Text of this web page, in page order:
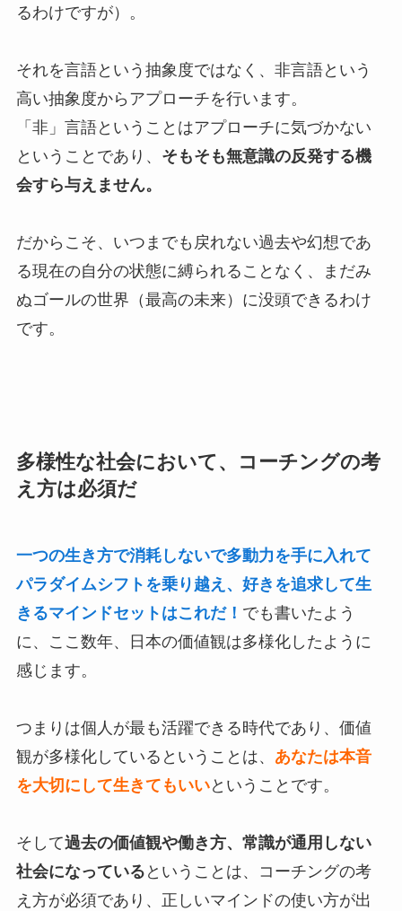
るわけですが）。
それを言語という抽象度ではなく、非言語という
高い抽象度からアプローチを行います。
「非」言語ということはアプローチに気づかない
ということであり、 そもそも無意識の反発する機
会すら与えません。
だからこそ、いつまでも戻れない過去や幻想であ
る現在の自分の状態に縛られることなく、まだみ
ぬゴールの世界（最高の未来）に没頭できるわけ
です。
多様性な社会において、コーチングの考
え方は必須だ
一つの生き方で消耗しないで多動力を手に入れて
パラダイムシフトを乗り越え、好きを追求して生
きるマインドセットはこれだ！ でも書いたよう
に、ここ数年、日本の価値観は多様化したように
感じます。
つまりは個人が最も活躍できる時代であり、価値
観が多様化しているということは、 あなたは本音
を大切にして生きてもいいということです。
そして過去の価値観や働き方、常識が通用しない
社会になっている ということは、コーチングの考
え方が必須であり、正しいマインドの使い方が出